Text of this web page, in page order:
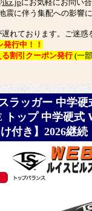
にお気軽にお問い
震に伴う集配への影響
れております。ご迷惑
行中！！
割引クーポン発行(一
ラッガー 中学
トップ 中学硬式
付き】2026継続